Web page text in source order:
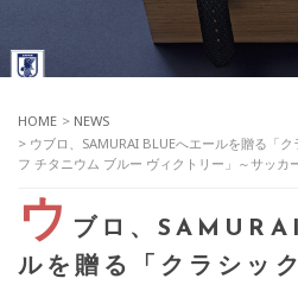
HOME > NEWS
> ウブロ、SAMURAI BLUEへエールを贈る「
フ チタニウム ブルー ヴィクトリー」～サッカ
ウ ブロ、
ルを贈る「クラシッ